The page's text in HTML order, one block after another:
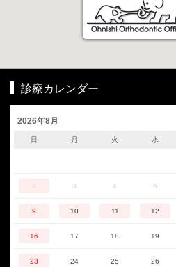
診療カレンダー
2026年8月
日 月 火 水
2 3 4 5
9 10 11 12
16 17 18 19
23 24 25 26